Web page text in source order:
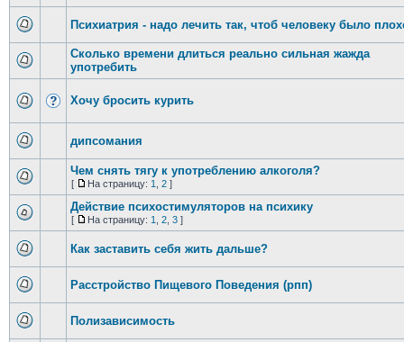
Психиатрия - надо лечить так, чтоб человеку было
Сколько времени длиться реально сильная жажда
употребить
Хочу бросить курить
дипсомания
Чем снять тягу к употреблению алкоголя?
[ На страницу: 1 2]
Действие психостимуляторов на психику
[ На страницу: 1 2, 3]
Как заставить себя жить дальше?
Расстройство Пищевого Поведения (рпп)
Полизависимость